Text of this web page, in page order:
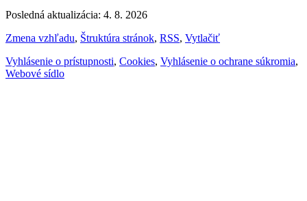
Posledná aktualizácia: 4. 8. 2026
Zmena vzhľadu, Štruktúra stránok, RSS, Vytlačiť
Vyhlásenie o prístupnosti, Cookies, Vyhlásenie o ochrane súkromia,
Webové sídlo